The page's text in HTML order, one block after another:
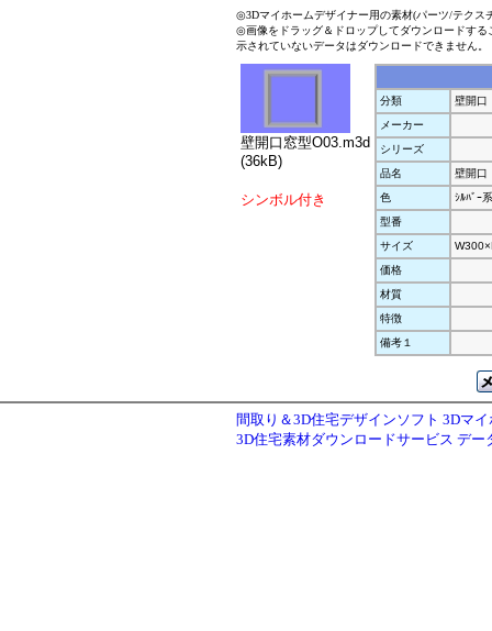
◎3Dマイホームデザイナー用の素材(パーツ/テクス
◎画像をドラッグ＆ドロップしてダウンロードす
示されていないデータはダウンロードできません。
壁開口窓型O03.m3d
(36kB)
シンボル付き
分類
壁開口
メーカー
シリーズ
品名
壁開口
色
ｼﾙﾊﾞｰ系
型番
サイズ
価格
材質
特徴
備考１
間取り＆3D住宅デザインソフト 3Dマ
3D住宅素材ダウンロードサービス デー